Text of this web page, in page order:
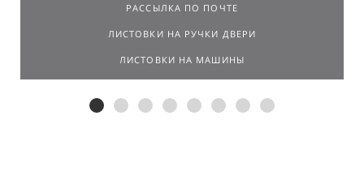
РАССЫЛКА ПО ПОЧТЕ
ЛИСТОВКИ НА РУЧКИ ДВЕРИ
ЛИСТОВКИ НА МАШИНЫ